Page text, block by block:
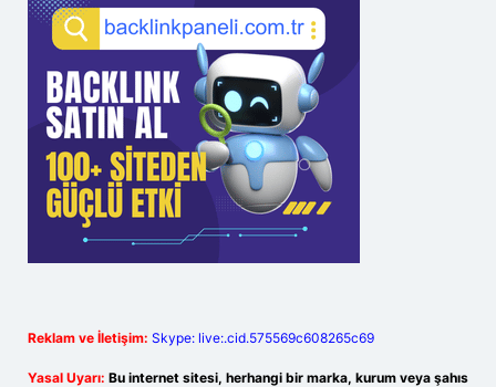
Reklam ve İletişim: Skype: live:.cid.575569c608265c69
Yasal Uyarı: Bu internet sitesi, herhangi bir marka, kurum veya şahıs